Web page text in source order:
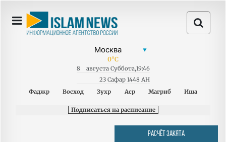
0°C
8 августа Суббота,19:46
23 Сафар 1448 AH
Фаджр
Восход Зухр Аср Магриб Иша
Подписаться на расписание
РАСЧЁТ ЗАКЯТА